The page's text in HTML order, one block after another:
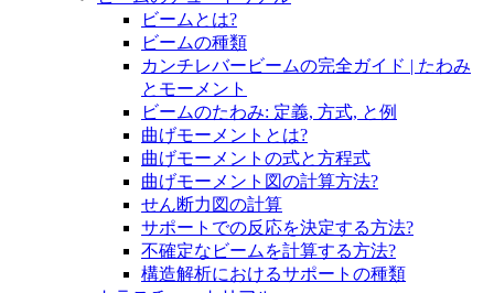
ビームとは?
ビームの種類
カンチレバービームの完全ガイド | たわみ
とモーメント
ビームのたわみ: 定義, 方式, と例
曲げモーメントとは?
曲げモーメントの式と方程式
曲げモーメント図の計算方法?
せん断力図の計算
サポートでの反応を決定する方法?
不確定なビームを計算する方法?
構造解析におけるサポートの種類